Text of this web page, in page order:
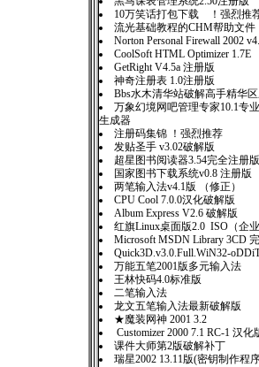
10万笑话打包下载 ！强烈推
流光基础教程的CHM帮助文件
Norton Personal Firewall 2002
CoolSoft HTML Optimizer 1.7E
GetRight V4.5a 注册版
神奇注册表 1.0注册版
Bbs水木清华站破解高手精华
万象幻境网吧管理专家10.1专
生成器
注册码集锦 ！强烈推荐
发贴圣手 v3.02破解版
超星图书阅读器3.54完全注册版
国家图书下载系统v0.8 注册版
两笔输入法v4.1版 （修正）
CPU Cool 7.0.0汉化破解版
Album Express V2.6 破解版
红旗Linux桌面版2.0 ISO（企业
Microsoft MSDN Library 3CD
Quick3D.v3.0.Full.WiN32-
万能五笔2001版多元输入法
王林快码4.0标准版
二笔输入法
龙文五笔输入法最新破解版
★魔装网神 2001 3.2
Customizer 2000 7.1 RC-1 汉化
课件大师第2版破解补丁
瑞星2002 13.11版(密钥制作程